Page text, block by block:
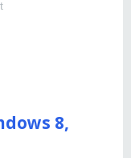
8,